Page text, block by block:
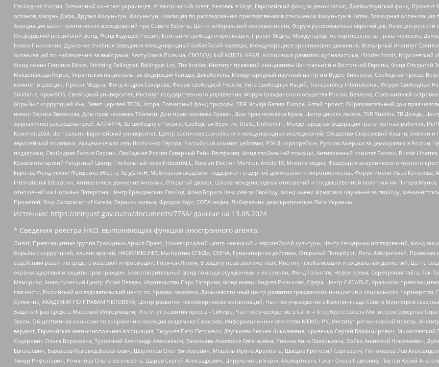
Свободная Россия, Всемирный конгресс украинцев, Атлантический совет, Человек в беде, Европейский фонд за демократию, Джеймстаунский фонд,
органов, Фалунь Дафа, Друзья Фалуньгун, Фалуньгун, Коалиция по расследованию преследования в отношении Фалуньгун в Китае, Всемирная
Ассоциация школ политических исследований при Совете Европы, Центр либеральной современности, Форум русскоязычных европейцев, Немецко-
Оксфордский российский фонд, Фонд Будущее России, Компания свободы информации, Проект Медиа, Международное партнерство за права человека,
Новое Поколение, Духовное Учебное Заведение Международный Библейский Колледж, Международное христианское движение, Всемирный Институт
организаций по наблюдению за выборами, Республика Польша, СВОБОДНЫЙ ИДЕЛЬ-УРАЛ, Ассоциация развития журналистики, IStories fonds,
Фонд имени Генриха Бёлля, Stichting Bellingcat, Bellingcat Ltd, The Insider, Институт правовой инициативы Центральной и Восточной Европы, Фонд Открытой
Макдональда-Лорье, Украинская национальная федерация Канады, Декабристы, Международный научный центр им Вудро Вильсона, Свободная пресса,
комитет в Швеции, Проект Медуза, Фонд Андрея Сахарова, Форум свободной России, Лига Свободных Наций, Transparеncy International, Форум Свободных
Solidarus, КрымSOS, Свободный университет, Институт государственного управления, Форум гражданского общества Россия, Беллона, Союз жителей
борьбы с коррупцией Инк, Завет церквей TCCN, Агора, Всемирный фонд природы, BDR Novaja Gazeta-Europe, Алтай проект, Образовательный дом прав
имени Бориса Звозскова, Дом прав человека Тбилиси, Дом прав человека Ереван, Дом прав человека Крым, Центр дикого лосося, TVR Studios, ТВ Дождь,
журналистов расследователей, АЛЛАТРА, За свободную Россию, Свободная Бурятия, Uralic, UnKremlin, Международная федерация транспортных рабочих,
Комитет-2024, Центрально-Европейский университет, Центр восточноевропейских и международных исследований, Общество Сторожевой башни, Библии и
европейской политики, Академическая сеть Восточная Европа, Российский комитет действия, РЭНД корпорейшн, Русская Америка за демократию в России,
поддержки, Свободная Россия Берлин, Свободная Россия Северный Рейн-Вестфалия, Фонд глобальной помощи, Антивоенный комитет России, Russie-
Крымскотатарский Ресурсный Центр, Глобальный союз IndustriALL, Russian Election Monitor, Article 19, Мнение медиа, Федерация анархического черного
Европы, Фонд имени Фридриха Эберта, XZ gGmbH, Мобильная академия поддержки гендерной демократии и миротворчества, Форум имени Льва Копелева,
International Education, Антивоенное движение Антальи, Открытый диалог, Школа международных отношений и государственной политики им Питера
отношений им Нормана Патерсона, Центр Гражданских Свобод, Фонд Бориса Немцова за Свободу, Фонд имени Фридриха Науманна за свободу,
Прометей, Stop Occupation of Karelia, Вернись живым, Фридом Хаус, СОТА медиа, Либерально-демократическая Лига Украины
Источник: https://minjust.gov.ru/ru/documents/7756/ данные на 13.05.2024
* Сведения реестра НКО, выполняющих функции иностранного агента:
Лилит, Правозащитная группа Гражданин.Армия.Право, Нижегородский центр немецкой и европейской культуры, Центр гендерных исследований, Фонд
борьбы с коррупцией, Альянс врачей, НАСИЛИЮ.НЕТ, Мы против СПИДа, СВЕЧА, Гуманитарное действие, Открытый Петербург, Лига Избирателей, Правовая
содействия развитию средств массовой информации, Горячая Линия, В защиту прав заключенных, Институт глобализации и социальных движений, Центр
охраны здоровья и защиты прав граждан, Благотворительный фонд помощи осужденным и их семьям, Фонд Тольятти, Новое время, Серебряная тайга, Так-
Мемориал, Аналитический Центр Юрия Левады, Издательство Парк Гагарина, Фонд имени Андрея Рылькова, Сфера, Центр СИБАЛЬТ, Уральская
гласности, Российский исследовательский центр по правам человека, Дальневосточный центр развития гражданских инициатив и социального
Сутяжник, АКАДЕМИЯ ПО ПРАВАМ ЧЕЛОВЕКА, Центр развития некоммерческих организаций, Частное учреждение в Калининграде Совета Министров
Защиты Прав Средств Массовой Информации, Институт развития прессы - Сибирь, Частное учреждение в Санкт-Петербурге Совета Министров Северных
Закон, Общественная комиссия по сохранению наследия академика Сахарова, Информационное агентство МЕМО. РУ, Институт региональной прессы,
вердикт, Евразийская антимонопольная ассоциация, Бедушев Петр Петрович, Дзугкоева Регина Николаевна, Кривенко Сергей Владимирович,
Сидорович Ольга Борисовна, Туровский Александр Алексеевич, Васильева Анастасия Евгеньевна, Ривина Анна Валерьевна, Бойко Анатолий Николаевич,
Евгеньевич, Барахоев Магомед Бекханович, Шарипков Олег Викторович, Мошель Ирина Ароновна, Шведов Григорий Сергеевич, Пономарев Лев
Тимур Рифгатович, Романова Ольга Евгеньевна, Щаров Сергей Алексадрович, Цирульников Борис Альбертович, Гасан Ольга Павловна, Паутов Юрий